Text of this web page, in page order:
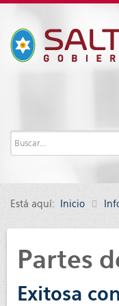
Está aquí: Inicio
Partes
Exitosa